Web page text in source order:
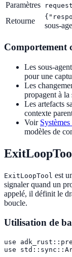
Paramètres
request
Retourne
sous-
Comportement
Les sous-
pour une
Les
propagent à la
Les artefacts
contexte
Voir
modèles de
ExitLoopTool est
signaler quand un
appelé, il définit le
boucle.
Utilisation de
use
use